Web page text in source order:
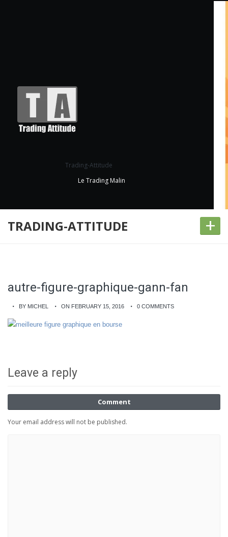
Trading-Attitude
Le Trading Malin
TRADING-ATTITUDE +
autre-figure-graphique-gann-fan
BY MICHEL ON FEBRUARY 15, 2016 0 COMMENTS
Leave a reply
Comment
Your email address will not be published.